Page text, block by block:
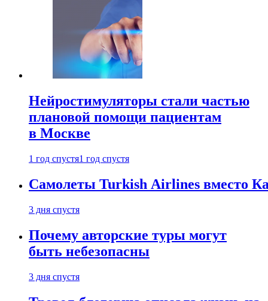
Нейростимуляторы стали частью
плановой помощи пациентам
в Москве
1 год спустя1 год спустя
Самолеты Turkish Airlines вместо
3 дня спустя
Почему авторские туры могут
быть небезопасны
3 дня спустя